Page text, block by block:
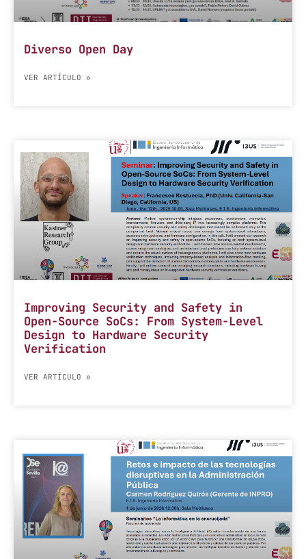
Diverso Open Day
VER ARTÍCULO »
Improving Security and Safety in
Open-Source SoCs: From System-Level
Design to Hardware Security
Verification
VER ARTÍCULO »